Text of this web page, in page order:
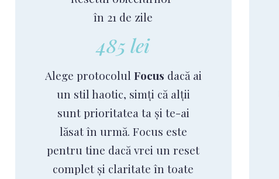
în 21 de zile
485 lei
Alege protocolul Focus dacă ai
un stil haotic, simți că alții
sunt prioritatea ta și te-ai
lăsat în urmă. Focus este
pentru tine dacă vrei un reset
complet și claritate în toate